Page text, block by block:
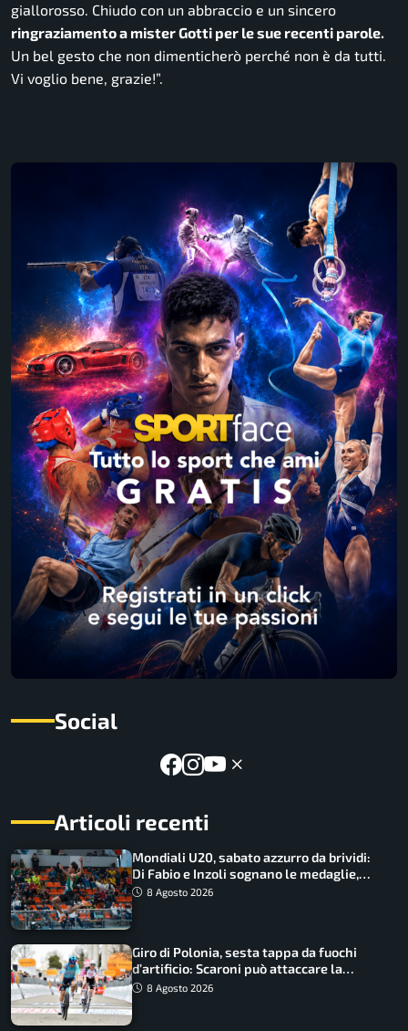
giallorosso. Chiudo con un abbraccio e un sincero
ringraziamento a mister Gotti per le sue recenti parole.
Un bel gesto che non dimenticherò perché non è da tutti.
Vi voglio bene, grazie!”.
Social
Articoli recenti
Mondiali U20, sabato azzurro da brividi:
Di Fabio e Inzoli sognano le medaglie,
Castellani e Succo in finale
8 Agosto 2026
Giro di Polonia, sesta tappa da fuochi
d’artificio: Scaroni può attaccare la
maglia di Lemmen
8 Agosto 2026